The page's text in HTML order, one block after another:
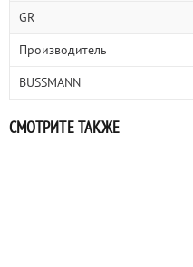
GR
Производитель
BUSSMANN
СМОТРИТЕ ТАКЖЕ